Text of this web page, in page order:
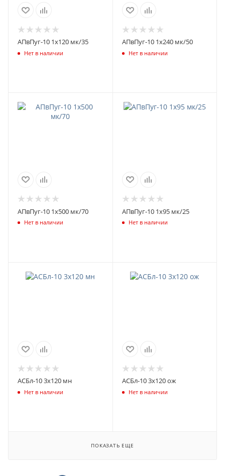
АПвПуг-10 1х120 мк/35
Нет в наличии
АПвПуг-10 1х240 мк/50
Нет в наличии
АПвПуг-10 1х500 мк/70
Нет в наличии
АПвПуг-10 1х95 мк/25
Нет в наличии
АСБл-10 3х120 мн
Нет в наличии
АСБл-10 3х120 ож
Нет в наличии
ПОКАЗАТЬ ЕЩЕ